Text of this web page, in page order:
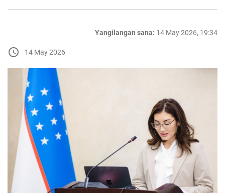
Yangilangan sana: 14 May 2026, 19:34
14 May 2026